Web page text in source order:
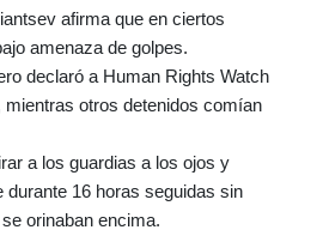
afirma que en ciertos
amenaza de golpes.
declaró a Human Rights Watch
otros detenidos comían
a los guardias a los ojos y
16 horas seguidas sin
orinaban encima.